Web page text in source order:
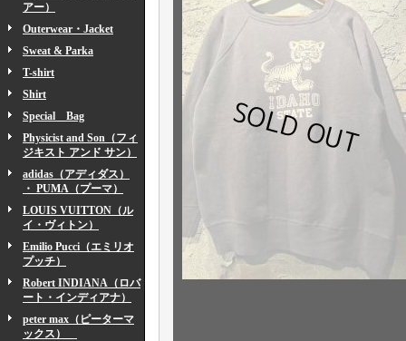
アー）
Outerwear・Jacket
Sweat & Parka
T-shirt
Shirt
Special Bag
Physicist and Son（フィ
ジキスト アンド サン）
adidas（アディダス）
・ PUMA（プーマ）
LOUIS VUITTON（ル
イ・ヴィトン）
Emilio Pucci（エミリオ
プッチ）
Robert INDIANA（ロバ
ート・インディアナ）
peter max（ピーターマ
ックス）